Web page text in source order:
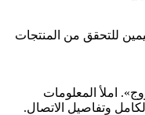
للتحقق من المنتجات
املأ المعلومات
وتفاصيل الاتصال.